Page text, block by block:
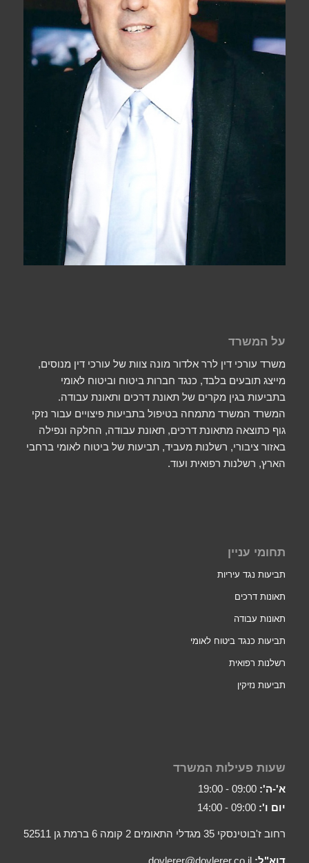
על המשרד
משרד עורכי דין לרר אלדור מונה צוות של עורכי דין מנוסים,
מייצג תובעים בלבד, כנגד חברות ביטוח וביטוח לאומי
בתביעות בגין מקרים של תאונת דרכים ותאונת עבודה.
המשרד המשרד מתמחה בטיפול בתביעות פיצויים עבור נזקי
גוף כתוצאה מתאונת דרכים, תאונת עבודה, החלקה ונפילה
באזור ציבורי, רשלנות מעביד, תביעות של ביטוח לאומי ברחבי
הארץ, רשלנות רפואית ועוד.
תחומי עניין
תביעות נגד עיריות
תאונות דרכים
תאונות עבודה
תביעות כנגד ביטוח לאומי
רשלנות רפואית
תביעות נזיקין
שעות פעילות המשרד
א'-ה':
יום ו':
רחוב ז'בוטינסקי 35 מגדלי התאומים 2 קומה 6 ברמת גן 52511
דוא"ל: dovlerer@dovlerer.co.il